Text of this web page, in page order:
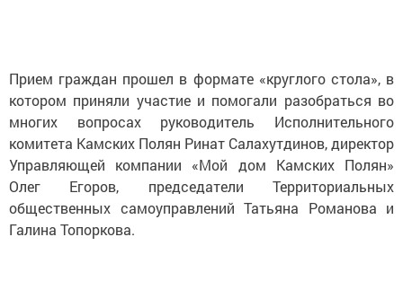
Прием граждан прошел в формате «круглого стола», в
котором приняли участие и помогали разобраться во
многих вопросах руководитель Исполнительного
комитета Камских Полян Ринат Салахутдинов, директор
Управляющей компании «Мой дом Камских Полян»
Олег Егоров, председатели Территориальных
общественных самоуправлений Татьяна Романова и
Галина Топоркова.